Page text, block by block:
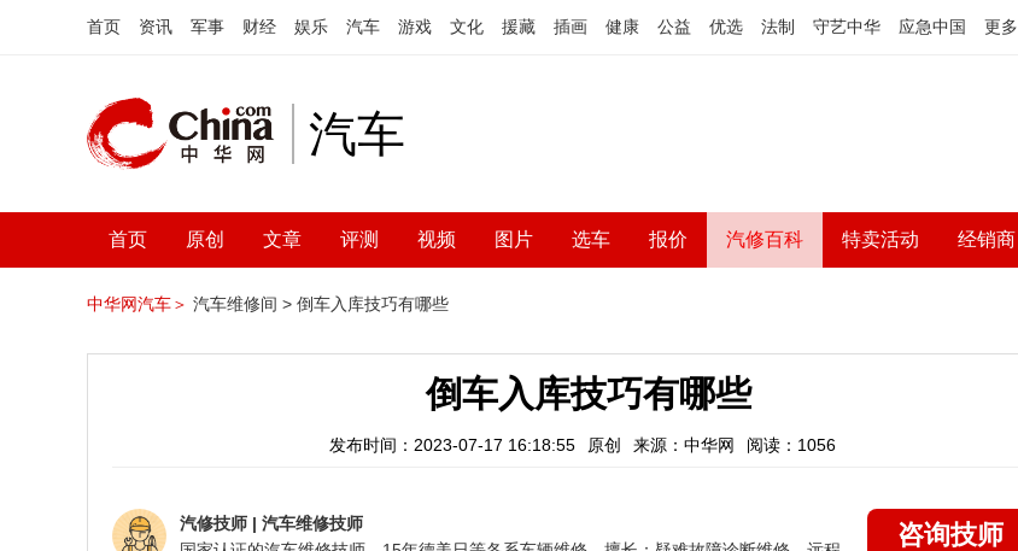
首页 资讯 军事 财经 娱乐 汽车 游戏 文化 援藏 插画 健康 公益 优选 法制 守艺中华 应急中国 更多
汽车
首页 原创 文章 评测 视频 图片 选车 报价 汽修百科 特卖活动 经销商
中华网汽车＞ 汽车维修间 > 倒车入库技巧有哪些
倒车入库技巧有哪些
发布时间：2023-07-17 16:18:55 原创 来源：中华网 阅读：1056
汽修技师 | 汽车维修技师
咨询技师